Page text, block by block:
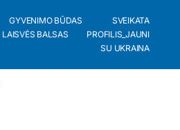
GYVENIMO BŪDAS
SVEIKATA
LAISVĖS BALSAS
PROFILIS_JAUNI
SU UKRAINA